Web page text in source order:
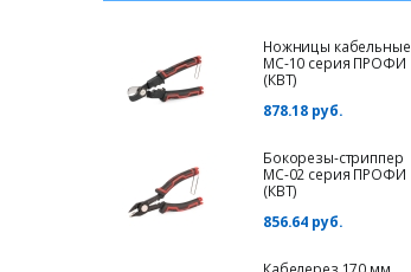
Ножницы кабельные
МС-10 серия ПРОФИ
(КВТ)
878.18 руб.
Бокорезы-стриппер
MC-02 серия ПРОФИ
(КВТ)
856.64 руб.